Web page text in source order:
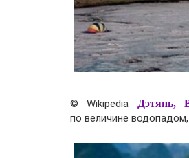
© Wikipedia Дэтянь,
по величине